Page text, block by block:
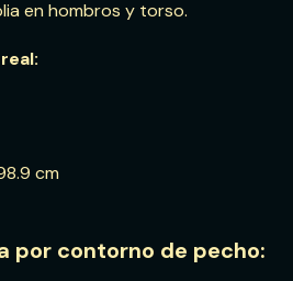
en hombros y torso.
cm
por contorno de pecho: